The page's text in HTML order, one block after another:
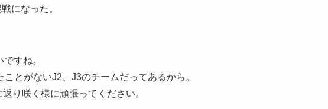
になった。
すね。
とがないJ2、J3のチームだってあるから。
り咲く様に頑張ってください。